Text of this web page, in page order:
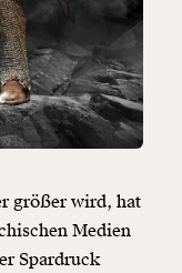
größer wird, hat
Medien
Spardruck